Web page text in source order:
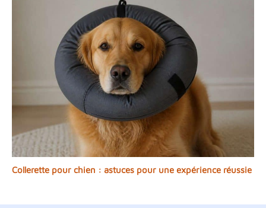
Collerette pour chien : astuces pour une expérience réussie